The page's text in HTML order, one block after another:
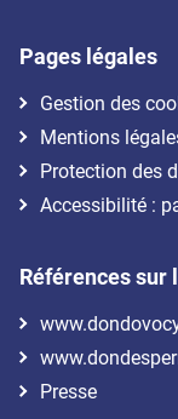
Pages légales
Gestion des
Mentions
Protection des
Accessibilité :
Références sur
Presse